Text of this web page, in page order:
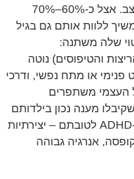
כיום אנו יודעים שזה לא המצב. אצל כ-60%–70%
ללוות אותם גם בגיל
שלה משתנה:
והטיפוסים) נוטה
או מתח נפשי, ודרכי
העצמי משתפרים
מענה נכון בילדותם
לומדים למנף את תכונות ה-ADHD לטובתם – יצירתיות
אנרגיה גבוהה